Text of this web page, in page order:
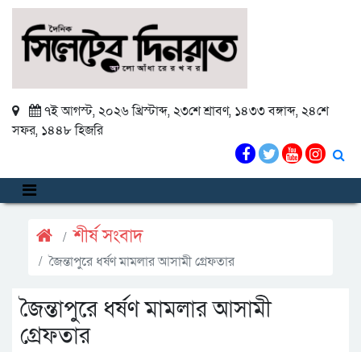
৭ই আগস্ট, ২০২৬ খ্রিস্টাব্দ, ২৩শে শ্রাবণ, ১৪৩৩ বঙ্গাব্দ, ২৪শে
সফর, ১৪৪৮ হিজরি
শীর্ষ সংবাদ
জৈন্তাপুরে ধর্ষণ মামলার আসামী গ্রেফতার
জৈন্তাপুরে ধর্ষণ মামলার আসামী
গ্রেফতার